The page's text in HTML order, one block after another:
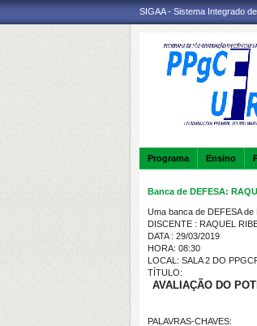
SIGAA - Sistema Integrado
Programa Ensino
Banca de DEFESA:
Uma banca de DEFESA
DISCENTE : RAQUEL
DATA : 29/03/2019
HORA: 08:30
LOCAL: SALA 2 DO
TÍTULO:
AVALIAÇÃO DO
PALAVRAS-CHAVES: